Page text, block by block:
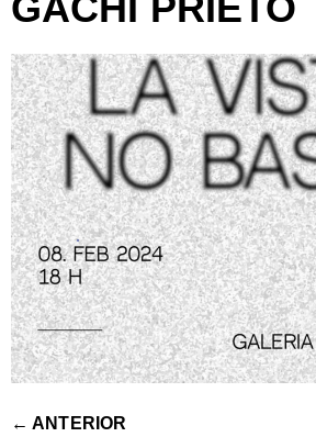
← ANTERIOR